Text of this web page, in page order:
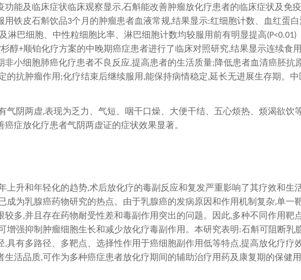
功能及临床症状临床观察显示,石斛能改善肿瘤放化疗患者的临床症状及免疫
用铁皮石斛饮品3个月的肿瘤患者血液常规,结果显示:红细胞计数、血红蛋白
淋巴细胞、中性粒细胞比率、淋巴细胞计数均较服用前有明显提高(P<0.01)
醇+顺铂化疗方案的中晚期癌症患者进行了临床对照研究,结果显示连续食用
非小细胞肺癌化疗患者不良反应,提高患者的生活质量; 降低患者血清癌胚抗
的抗肿瘤作用 ;化疗结束后继续服用 ,能保持病情稳定,延长无进展生存期。中
气阴两虚,表现为乏力、气短、咽干口燥、大便干结、五心烦热、烦渴欲饮
癌症放化疗患者气阴两虚证的症状效果显著。
上升和年轻化的趋势,术后放化疗的毒副反应和复发严重影响了其疗效和生
成为乳腺癌药物研究的热点。由于乳腺癌的发病原因和作用机制复杂,单一
较多,并且存在药物耐受性差和毒副作用突出的问题。因此,多种不同作用靶
增强抑制肿瘤细胞生长和减少放化疗毒副作用。本研究表明 :石斛可阻断乳
,具有多路径、多靶点、选择性作用于癌细胞副作用低等特点,提高放化疗疗
生活品质,可作为多种癌症患者放化疗期间的辅助治疗用药及康复期的保健用